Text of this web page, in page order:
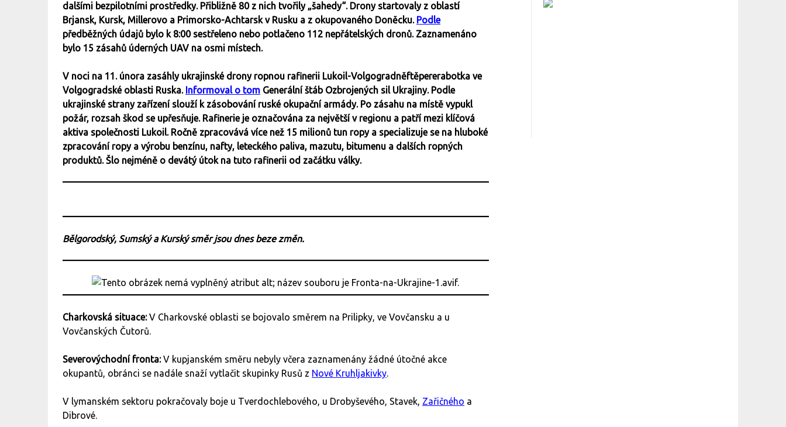
dalšími bezpilotními prostředky. Přibližně 80 z nich tvořily „šahedy“. Drony startovaly z oblastí
Brjansk, Kursk, Millerovo a Primorsko-Achtarsk v Rusku a z okupovaného Doněcku. Podle
předběžných údajů bylo k 8:00 sestřeleno nebo potlačeno 112 nepřátelských dronů. Zaznamenáno
bylo 15 zásahů úderných UAV na osmi místech.
V noci na 11. února zasáhly ukrajinské drony ropnou rafinerii Lukoil-Volgogradněftěpererabotka ve
Volgogradské oblasti Ruska. Informoval o tom Generální štáb Ozbrojených sil Ukrajiny. Podle
ukrajinské strany zařízení slouží k zásobování ruské okupační armády. Po zásahu na místě vypukl
požár, rozsah škod se upřesňuje. Rafinerie je označována za největší v regionu a patří mezi klíčová
aktiva společnosti Lukoil. Ročně zpracovává více než 15 milionů tun ropy a specializuje se na hluboké
zpracování ropy a výrobu benzínu, nafty, leteckého paliva, mazutu, bitumenu a dalších ropných
produktů. Šlo nejméně o devátý útok na tuto rafinerii od začátku války.
Bělgorodský, Sumský a Kurský směr jsou dnes beze změn.
Charkovská situace:V Charkovské oblasti se bojovalo směrem na Prilipky, ve Vovčansku a u
Vovčanských Čutorů.
Severovýchodní fronta:V kupjanském směru nebyly včera zaznamenány žádné útočné akce
okupantů, obránci se nadále snaží vytlačit skupinky Rusů z Nové Kruhljakivky.
V lymanském sektoru pokračovaly boje u Tverdochlebového, u Drobyševého, Stavek, Zařičného a
Dibrové.